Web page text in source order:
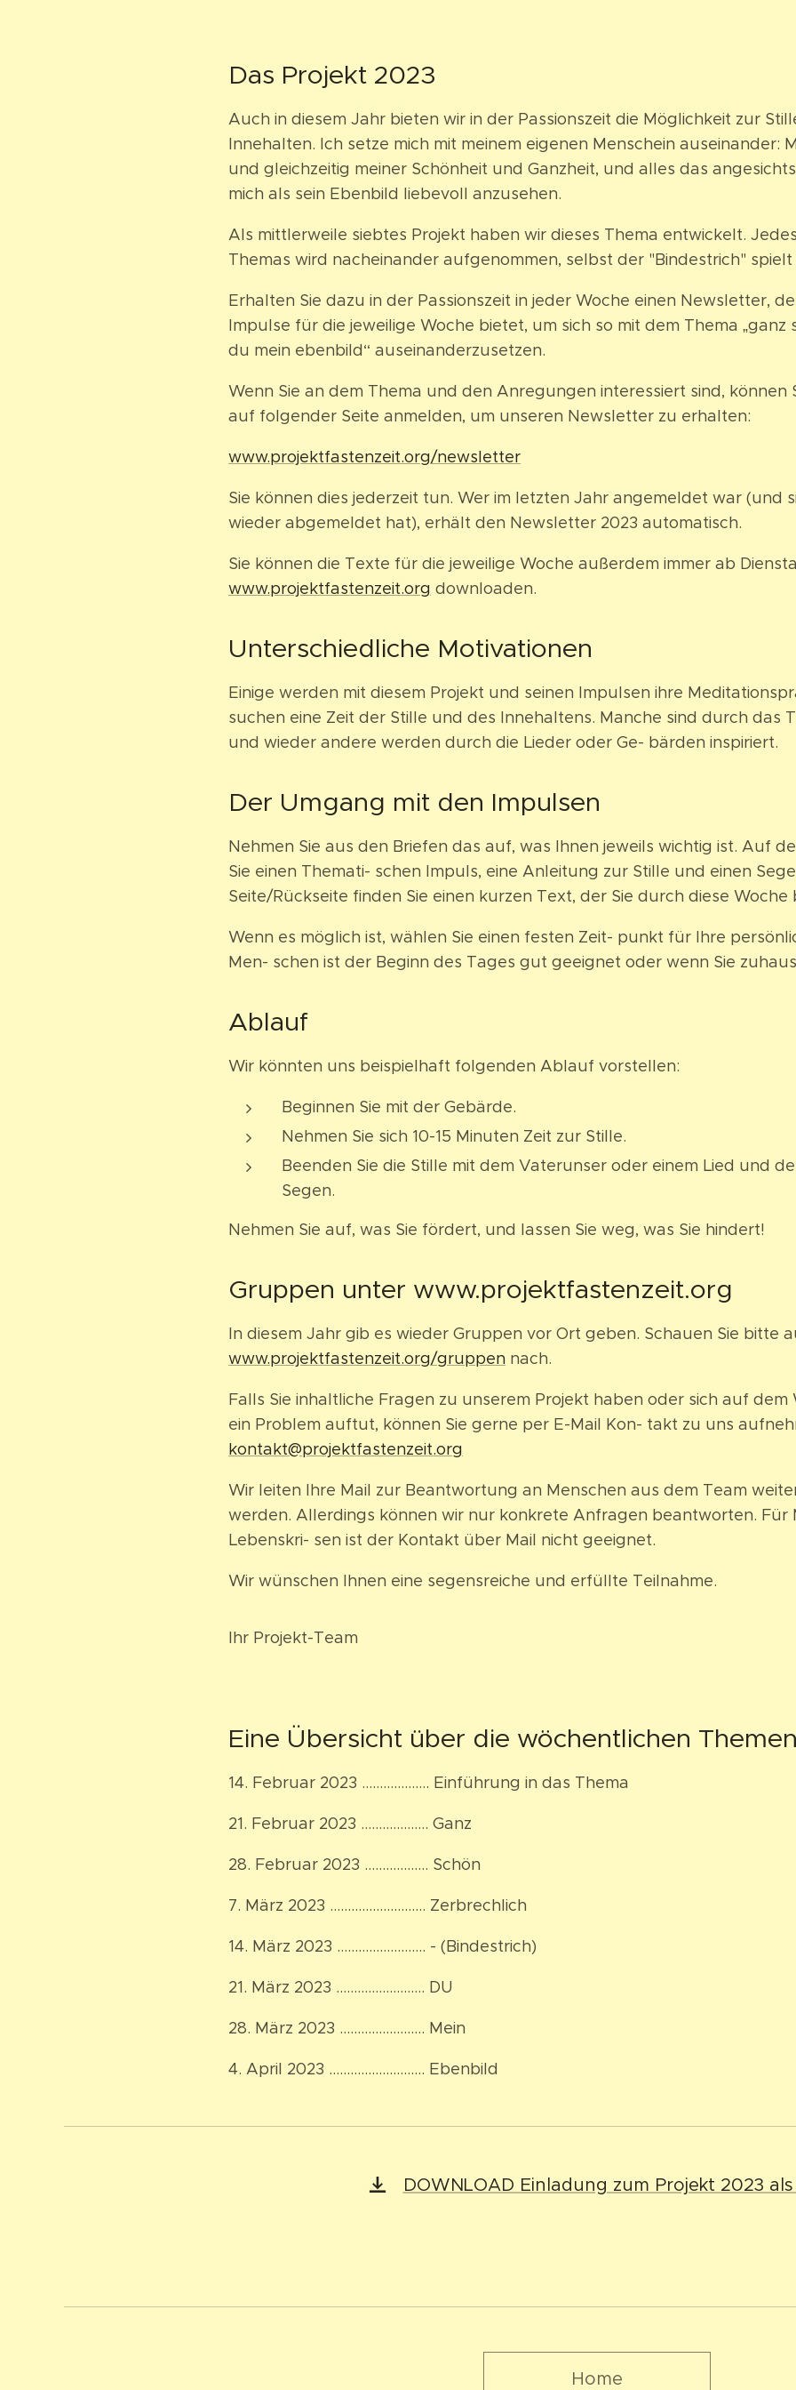
Das Projekt 2023
Auch in diesem Jahr bieten wir in der Passionszeit die Möglichkeit zur
Innehalten. Ich setze mich mit meinem eigenen Menschein auseinander:
und gleichzeitig meiner Schönheit und Ganzheit, und alles das
mich als sein Ebenbild liebevoll anzusehen.
Als mittlerweile siebtes Projekt haben wir dieses Thema entwickelt.
Themas wird nacheinander aufgenommen, selbst der "Bindestrich" spielt
Erhalten Sie dazu in der Passionszeit in jeder Woche einen Newsletter,
Impulse für die jeweilige Woche bietet, um sich so mit dem Thema „ganz
du mein ebenbild“ auseinanderzusetzen.
Wenn Sie an dem Thema und den Anregungen interessiert sind, können
auf folgender Seite anmelden, um unseren Newsletter zu erhalten:
www.projektfastenzeit.org/newsletter
Sie können dies jederzeit tun. Wer im letzten Jahr angemeldet war (und
wieder abgemeldet hat), erhält den Newsletter 2023 automatisch.
Sie können die Texte für die jeweilige Woche außerdem immer ab
www.projektfastenzeit.org downloaden.
Unterschiedliche Motivationen
Einige werden mit diesem Projekt und seinen Impulsen ihre
suchen eine Zeit der Stille und des Innehaltens. Manche sind durch das
und wieder andere werden durch die Lieder oder Ge- bärden inspiriert.
Der Umgang mit den Impulsen
Nehmen Sie aus den Briefen das auf, was Ihnen jeweils wichtig ist. Auf
Sie einen Themati- schen Impuls, eine Anleitung zur Stille und einen
Seite/Rückseite finden Sie einen kurzen Text, der Sie durch diese
Wenn es möglich ist, wählen Sie einen festen Zeit- punkt für Ihre
Men- schen ist der Beginn des Tages gut geeignet oder wenn Sie
Ablauf
Wir könnten uns beispielhaft folgenden Ablauf vorstellen:
Beginnen Sie mit der Gebärde.
Nehmen Sie sich 10-15 Minuten Zeit zur Stille.
Beenden Sie die Stille mit dem Vaterunser oder einem Lied und
Segen.
Nehmen Sie auf, was Sie fördert, und lassen Sie weg, was Sie hindert!
Gruppen unter www.projektfastenzeit.org
In diesem Jahr gib es wieder Gruppen vor Ort geben. Schauen Sie bitte
www.projektfastenzeit.org/gruppen nach.
Falls Sie inhaltliche Fragen zu unserem Projekt haben oder sich auf dem
ein Problem auftut, können Sie gerne per E-Mail Kon- takt zu uns
kontakt@projektfastenzeit.org
Wir leiten Ihre Mail zur Beantwortung an Menschen aus dem Team
werden. Allerdings können wir nur konkrete Anfragen beantworten. Für
Lebenskri- sen ist der Kontakt über Mail nicht geeignet.
Wir wünschen Ihnen eine segensreiche und erfüllte Teilnahme.
Ihr Projekt-Team
Eine Übersicht über die wöchentlichen
14. Februar 2023 ………………. Einführung in das Thema
21. Februar 2023 …………….... Ganz
28. Februar 2023 ……………… Schön
7. März 2023 ……………………… Zerbrechlich
14. März 2023 ……………………. - (Bindestrich)
21. März 2023 ……………………. DU
28. März 2023 …………………… Mein
4. April 2023 ……………………… Ebenbild
DOWNLOAD Einladung zum Projekt 2023
Home